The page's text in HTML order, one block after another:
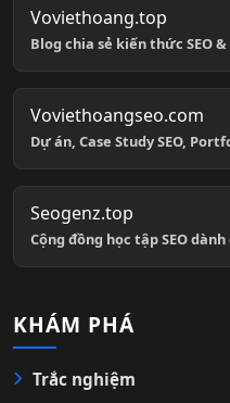
Voviethoang.top
Blog chia sẻ kiến thức SEO
Voviethoangseo.com
Dự án, Case Study SEO,
Seogenz.top
Cộng đồng học tập SEO
KHÁM PHÁ
Trắc nghiệm